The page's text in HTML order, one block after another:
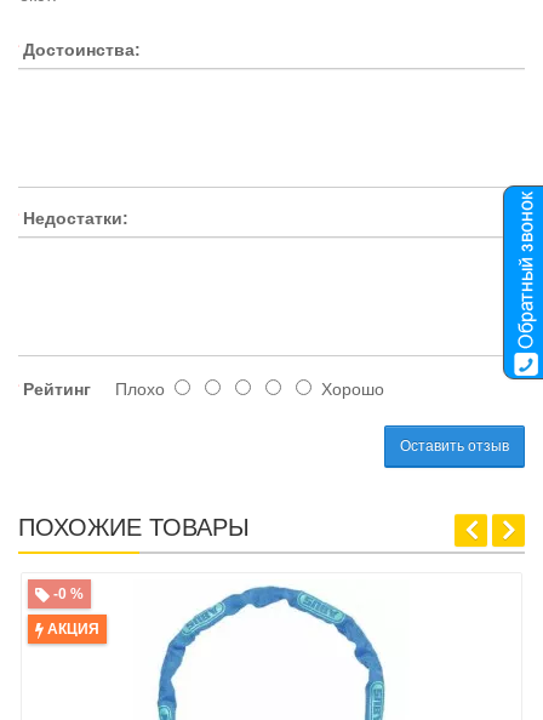
Достоинства:
Недостатки:
Рейтинг Плохо Хорошо
Оставить отзыв
ПОХОЖИЕ ТОВАРЫ
-0 %
АКЦИЯ